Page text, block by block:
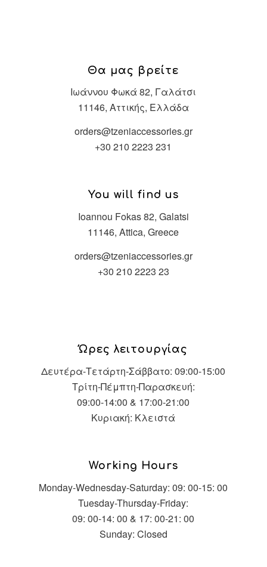
Θα μας βρείτε
Ιωάννου Φωκά 82, Γαλάτσι
11146, Αττικής, Ελλάδα
orders@tzeniaccessories.gr
+30 210 2223 231
You will find us
Ioannou Fokas 82, Galatsi
11146, Attica, Greece
orders@tzeniaccessories.gr
+30 210 2223 23
Ώρες λειτουργίας
Δευτέρα-Τετάρτη-Σάββατο: 09:00-15:00
Τρίτη-Πέμπτη-Παρασκευή:
09:00-14:00 & 17:00-21:00
Κυριακή: Κλειστά
Working Hours
Monday-Wednesday-Saturday: 09: 00-15: 00
Tuesday-Thursday-Friday:
09: 00-14: 00 & 17: 00-21: 00
Sunday: Closed